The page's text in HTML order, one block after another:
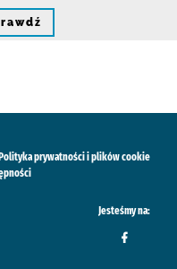
Polityka prywatności i plików cookie
Jesteśmy na: